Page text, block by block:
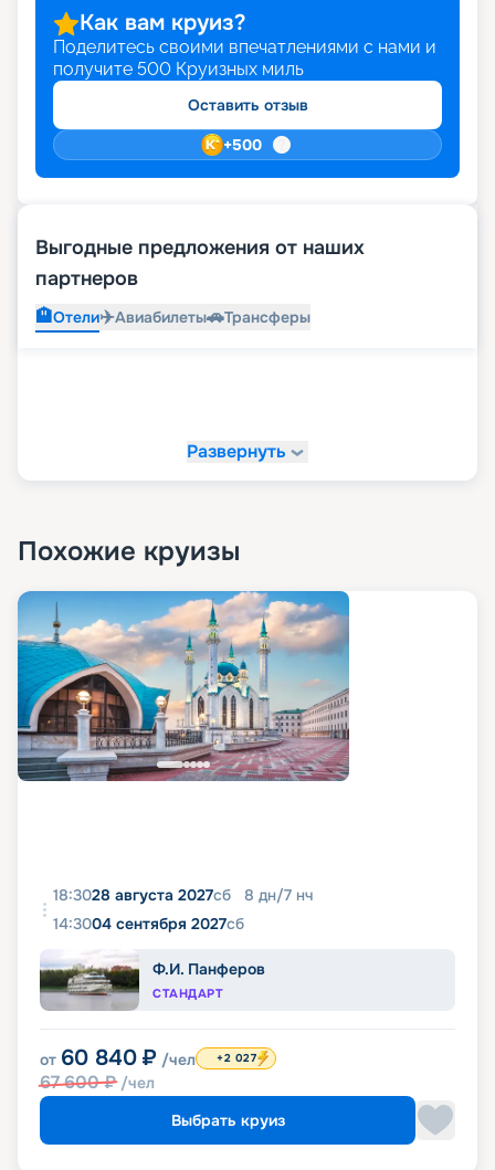
Как вам круиз?
Поделитесь своими впечатлениями с нами и
получите 500 Круизных миль
Оставить отзыв
+500
Выгодные предложения от наших
партнеров
🏨Отели✈️Авиабилеты🚗Трансферы
Развернуть
Похожие круизы
18:3028 августа 2027сб 8 дн/7 нч
14:3004 сентября 2027сб
Ф.И. Панферов
СТАНДАРТ
от 60 840 ₽ /чел
67 600₽ /чел
+2 027
Выбрать круиз